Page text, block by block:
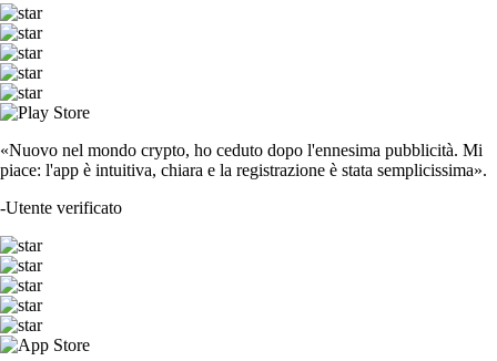
«Nuovo nel mondo crypto, ho ceduto dopo l'ennesima pubblicità. Mi
piace: l'app è intuitiva, chiara e la registrazione è stata semplicissima».
-Utente verificato